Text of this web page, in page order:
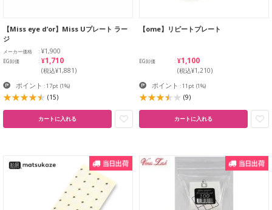
【Miss eye d’or】Miss Uプレート ラー
ジ
メーカー価格 ¥1,900
EG卸価 ¥1,710
(税込¥1,881)
ポイント : 17pt (1%)
(15)
カートに入れる
【ome】リピートプレート
EG卸価 ¥1,100
(税込¥1,210)
ポイント : 11pt (1%)
(9)
カートに入れる